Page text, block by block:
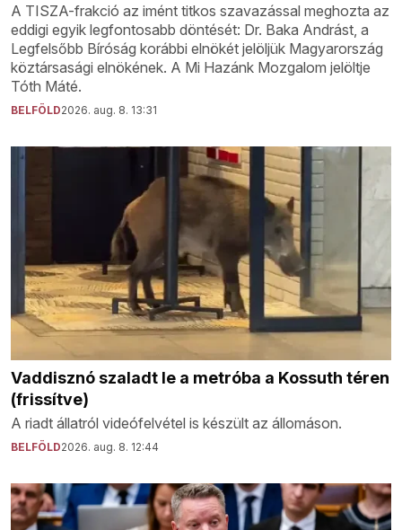
A TISZA-frakció az imént titkos szavazással meghozta az
eddigi egyik legfontosabb döntését: Dr. Baka Andrást, a
Legfelsőbb Bíróság korábbi elnökét jelöljük Magyarország
köztársasági elnökének. A Mi Hazánk Mozgalom jelöltje
Tóth Máté.
BELFÖLD2026. aug. 8. 13:31
Vaddisznó szaladt le a metróba a Kossuth téren
(frissítve)
A riadt állatról videófelvétel is készült az állomáson.
BELFÖLD2026. aug. 8. 12:44